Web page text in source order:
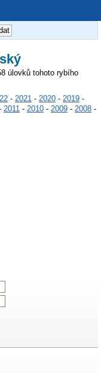
úlovků tohoto rybího
- 2021 - 2020 - 2019 -
2011 - 2010 - 2009 - 2008 -